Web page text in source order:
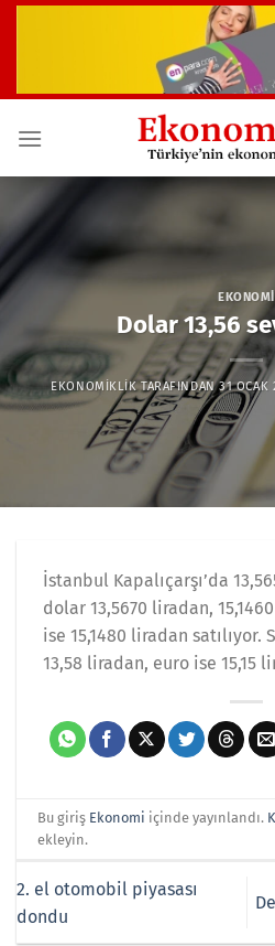
EKONOMI
Dolar 13,56
EKONOMIKLIKTARAFINDAN 31 OCAK
İstanbul Kapalıçarşı’da
dolar 13,5670 liradan,
ise 15,1480 liradan satılıyor.
13,58 liradan, euro ise 15,15
Bu giriş Ekonomi içinde yayınlandı.
ekleyin.
2. el otomobil piyasası
dondu